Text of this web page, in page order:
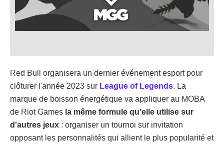
Red Bull organisera un dernier événement esport pour
clôturer l'année 2023 sur League of Legends. La
marque de boisson énergétique va appliquer au MOBA
de Riot Games la même formule qu'elle utilise sur
d'autres jeux : organiser un tournoi sur invitation
opposant les personnalités qui allient le plus popularité et